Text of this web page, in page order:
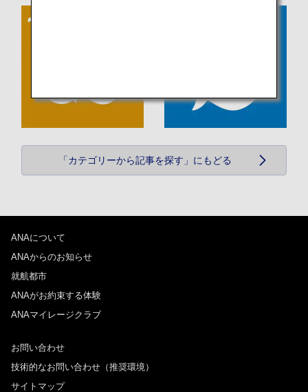
「カテゴリーから記事を探す」にもどる
ANAについて
ANAからのお知らせ
就航都市
ANAがお約束する体験
ANAマイレージクラブ
お問い合わせ
技術的なお問い合わせ（推奨環境）
サイトマップ